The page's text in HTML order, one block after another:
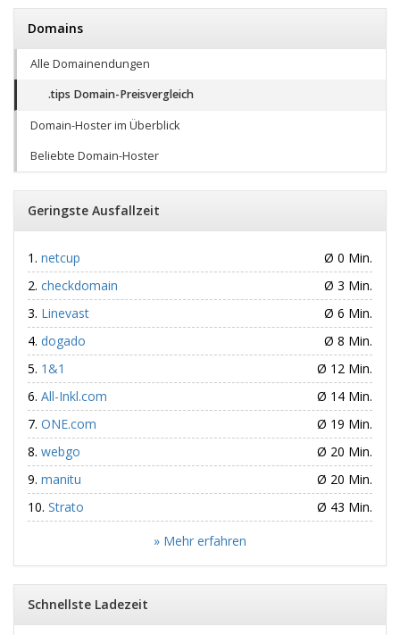
Domains
Alle Domainendungen
.tips Domain-Preisvergleich
Domain-Hoster im Überblick
Beliebte Domain-Hoster
Geringste Ausfallzeit
netcup
Ø 0 Min.
checkdomain
Ø 3 Min.
Linevast
Ø 6 Min.
dogado
Ø 8 Min.
1&1
Ø 12 Min.
All-Inkl.com
Ø 14 Min.
ONE.com
Ø 19 Min.
webgo
Ø 20 Min.
manitu
Ø 20 Min.
Strato
Ø 43 Min.
» Mehr erfahren
Schnellste Ladezeit